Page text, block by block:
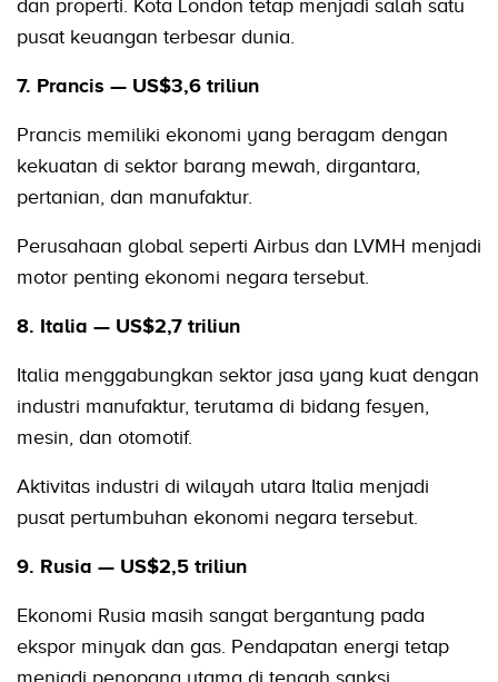
dan properti. Kota London tetap menjadi salah satu
pusat keuangan terbesar dunia.
7. Prancis — US$3,6 triliun
Prancis memiliki ekonomi yang beragam dengan
kekuatan di sektor barang mewah, dirgantara,
pertanian, dan manufaktur.
Perusahaan global seperti Airbus dan LVMH menjadi
motor penting ekonomi negara tersebut.
8. Italia — US$2,7 triliun
Italia menggabungkan sektor jasa yang kuat dengan
industri manufaktur, terutama di bidang fesyen,
mesin, dan otomotif.
Aktivitas industri di wilayah utara Italia menjadi
pusat pertumbuhan ekonomi negara tersebut.
9. Rusia — US$2,5 triliun
Ekonomi Rusia masih sangat bergantung pada
ekspor minyak dan gas. Pendapatan energi tetap
menjadi penopang utama di tengah sanksi